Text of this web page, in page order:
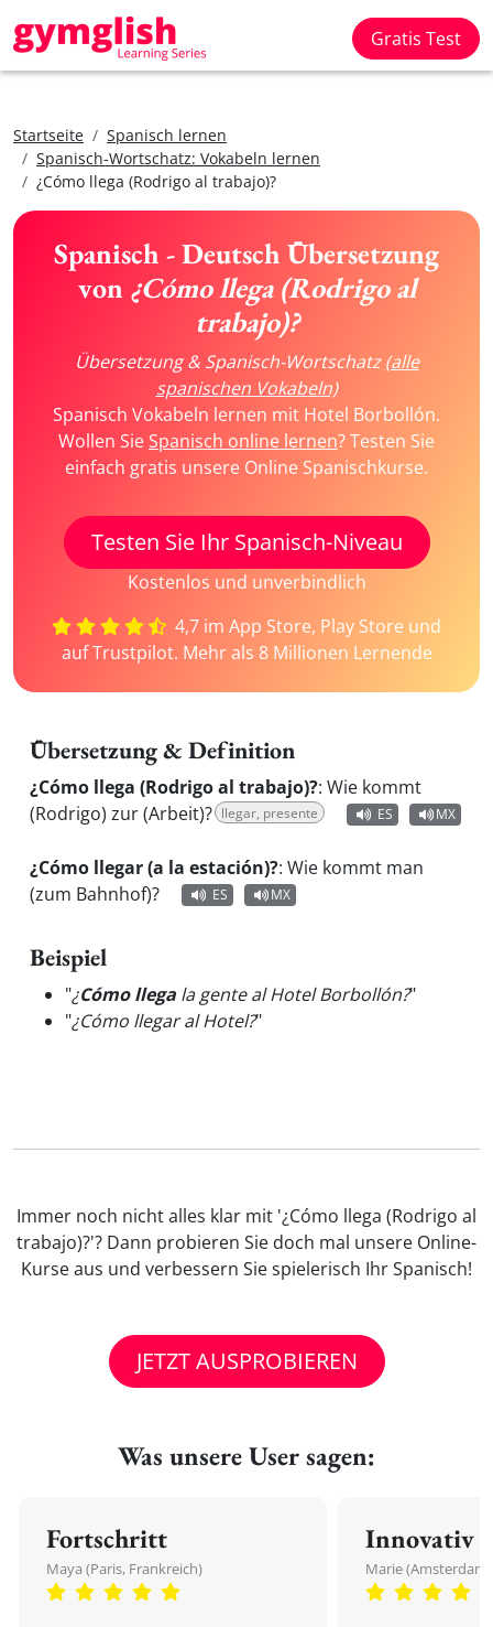
Gratis Test
Startseite
Spanisch lernen
Spanisch-Wortschatz: Vokabeln lernen
¿Cómo llega (Rodrigo al trabajo)?
Spanisch - Deutsch Übersetzung
von ¿Cómo llega (Rodrigo al
trabajo)?
Übersetzung & Spanisch-Wortschatz(alle
spanischen Vokabeln)
Spanisch Vokabeln lernen mit Hotel Borbollón.
Wollen SieSpanisch online lernen? Testen Sie
einfach gratis unsere Online Spanischkurse.
Testen Sie Ihr Spanisch-Niveau
Kostenlos und unverbindlich
4,7 im App Store, Play Store und
auf Trustpilot. Mehr als 8 Millionen Lernende
Übersetzung & Definition
¿Cómo llega (Rodrigo al trabajo)?: Wie kommt
(Rodrigo) zur (Arbeit)? llegar, presente ES MX
¿Cómo llegar (a la estación)?: Wie kommt man
(zum Bahnhof)?
ES MX
Beispiel
"¿Cómo llega la gente al Hotel Borbollón?"
"¿Cómo llegar al Hotel?"
Immer noch nicht alles klar mit '¿Cómo llega (Rodrigo al
trabajo)?'? Dann probieren Sie doch mal unsere Online-
Kurse aus und verbessern Sie spielerisch Ihr Spanisch!
JETZT AUSPROBIEREN
Was unsere User sagen:
Fortschritt
Maya (Paris, Frankreich)
Innovativ
Marie